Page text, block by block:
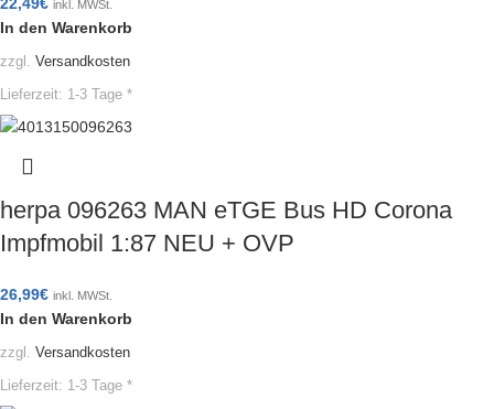
inkl. MWSt.
In den Warenkorb
zzgl. Versandkosten
Lieferzeit: 1-3 Tage *
herpa 096263 MAN eTGE Bus HD Corona
Impfmobil 1:87 NEU + OVP
26,99€ inkl. MWSt.
In den Warenkorb
zzgl. Versandkosten
Lieferzeit: 1-3 Tage *